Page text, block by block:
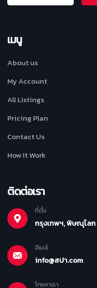
เมนู
About us
My Account
All Listings
Pricing Plan
Contact Us
How It Work
ติดต่อเรา
ที่ตั้ง
กรุงเทพฯ, พิษณุโลก
อีเมล์
info@สปา.com
โทรหาเรา